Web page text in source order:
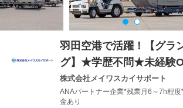
羽田空港で活躍！【グラ
グ】★学歴不問★未経験
株式会社メイワスカイサポート
ANAパートナー企業*残業月6～7h程
金あり